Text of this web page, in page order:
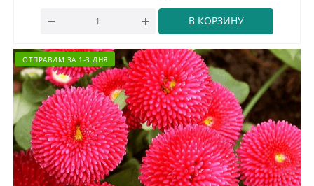
В КОРЗИНУ
ОТПРАВИМ ЗА 1-3 ДНЯ